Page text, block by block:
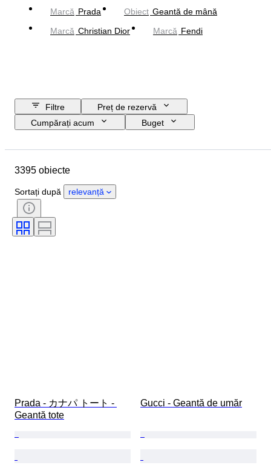
Marcă Prada Obiect Geantă de mână
Marcă Christian Dior Marcă Fendi
Filtre
Preț de rezervă
Cumpărați acum
Buget
Mărimea hainelor
Țara de Proveniență
Sexul
Stare
Culoare
Model
3395 obiecte
Sortați după relevanță
Prada - カナパ トート -
Geantă tote
Gucci - Geantă de umăr